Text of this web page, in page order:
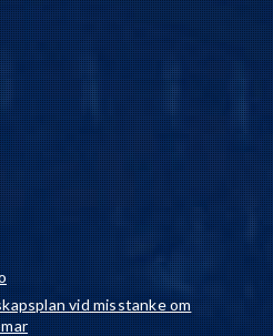
vid misstanke om